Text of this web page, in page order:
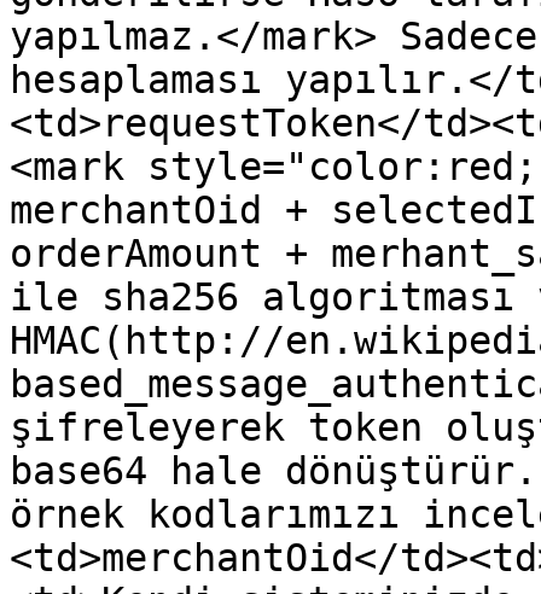
yapılmaz.</mark>
hesaplaması
<td>requestToken</
<mark
merchantOid +
orderAmount +
ile sha256 algoritması
HMAC(http://
şifreleyerek token
base64 hale
örnek kodlarımızı
<td>merchantOid</